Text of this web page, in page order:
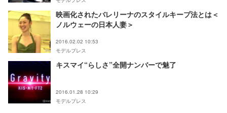
映画化されたバレリーナのスタイルキープ法とは＜
ノルウェーの日本人妻＞
2016.02.02 10:53
モデルプレス
キスマイ“らしさ”全開ナンバーで魅了
2016.01.28 10:29
モデルプレス